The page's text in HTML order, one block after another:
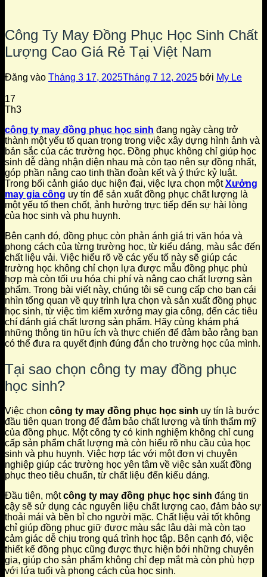
Công Ty May Đồng Phục Học Sinh Chất
Lượng Cao Giá Rẻ Tại Việt Nam
Đăng vào Tháng 3 17, 2025Tháng 7 12, 2025 bởi My Le
17
Th3
công ty may đồng phục học sinh đang ngày càng trở
thành một yếu tố quan trọng trong việc xây dựng hình ảnh và
bản sắc của các trường học. Đồng phục không chỉ giúp học
sinh dễ dàng nhận diện nhau mà còn tạo nên sự đồng nhất,
góp phần nâng cao tinh thần đoàn kết và ý thức kỷ luật.
Trong bối cảnh giáo dục hiện đại, việc lựa chọn mộtXưởng
may gia công uy tín để sản xuất đồng phục chất lượng là
một yếu tố then chốt, ảnh hưởng trực tiếp đến sự hài lòng
của học sinh và phụ huynh.
Bên cạnh đó, đồng phục còn phản ánh giá trị văn hóa và
phong cách của từng trường học, từ kiểu dáng, màu sắc đến
chất liệu vải. Việc hiểu rõ về các yếu tố này sẽ giúp các
trường học không chỉ chọn lựa được mẫu đồng phục phù
hợp mà còn tối ưu hóa chi phí và nâng cao chất lượng sản
phẩm. Trong bài viết này, chúng tôi sẽ cung cấp cho bạn cái
nhìn tổng quan về quy trình lựa chọn và sản xuất đồng phục
học sinh, từ việc tìm kiếm xưởng may gia công, đến các tiêu
chí đánh giá chất lượng sản phẩm. Hãy cùng khám phá
những thông tin hữu ích và thực chiến để đảm bảo rằng bạn
có thể đưa ra quyết định đúng đắn cho trường học của mình.
Tại sao chọn công ty may đồng phục
học sinh?
Việc chọn công ty may đồng phục học sinh uy tín là bước
đầu tiên quan trọng để đảm bảo chất lượng và tính thẩm mỹ
của đồng phục. Một công ty có kinh nghiệm không chỉ cung
cấp sản phẩm chất lượng mà còn hiểu rõ nhu cầu của học
sinh và phụ huynh. Việc hợp tác với một đơn vị chuyên
nghiệp giúp các trường học yên tâm về việc sản xuất đồng
phục theo tiêu chuẩn, từ chất liệu đến kiểu dáng.
Đầu tiên, mộtcông ty may đồng phục học sinh đáng tin
cậy sẽ sử dụng các nguyên liệu chất lượng cao, đảm bảo sự
thoải mái và bền bỉ cho người mặc. Chất liệu vải tốt không
chỉ giúp đồng phục giữ được màu sắc lâu dài mà còn tạo
cảm giác dễ chịu trong quá trình học tập. Bên cạnh đó, việc
thiết kế đồng phục cũng được thực hiện bởi những chuyên
gia, giúp cho sản phẩm không chỉ đẹp mắt mà còn phù hợp
với lứa tuổi và phong cách của học sinh.